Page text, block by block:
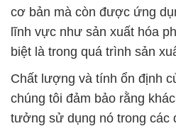
cơ bản mà còn được ứng
lĩnh vực như sản xuất hóa
biệt là trong quá trình sản
Chất lượng và tính ổn định
chúng tôi đảm bảo rằng
tưởng sử dụng nó trong các